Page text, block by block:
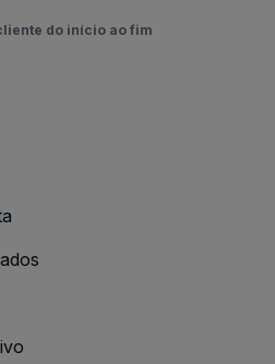
do início ao fim